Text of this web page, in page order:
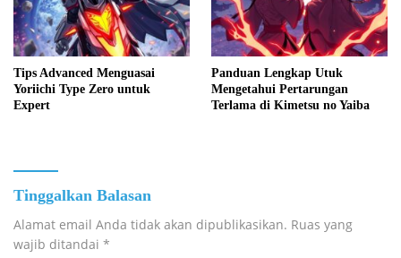
Tips Advanced Menguasai
Yoriichi Type Zero untuk
Expert
Panduan Lengkap Utuk
Mengetahui Pertarungan
Terlama di Kimetsu no Yaiba
Tinggalkan Balasan
Alamat email Anda tidak akan dipublikasikan. Ruas yang
wajib ditandai *